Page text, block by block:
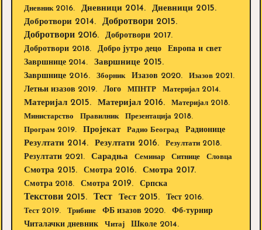
Дневник 2016. Дневници 2014.
Дневници 2015.
Добротвори 2014.
Добротвори 2015.
Добротвори 2016.
Добротвори 2017.
Добротвори 2018.
Добро јутро децо Европа и свет
Завршнице 2014.
Завршнице 2015.
Завршнице 2016.
Зборник Изазов 2020.
Изазов 2021.
Летњи изазов 2019.
Лого МПНТР Материјал 2014.
Материјал 2015. Материјал 2016.
Материјал 2018.
Министарство
Правилник
Презентација 2018.
Програм 2019.
Пројекат Радио Београд
Радионице
Резултати 2014.
Резултати 2016. Резултати 2018.
Резултати 2021. Сарадња Семинар Ситнице Словца
Смотра 2015. Смотра 2016. Смотра 2017.
Смотра 2018. Смотра 2019. Српска
Текстови 2015. Тест Тест 2015.
Тест 2016.
Тест 2019.
Трибине ФБ изазов 2020.
Фб-турнир
Читалачки дневник
Читај Школе 2014.